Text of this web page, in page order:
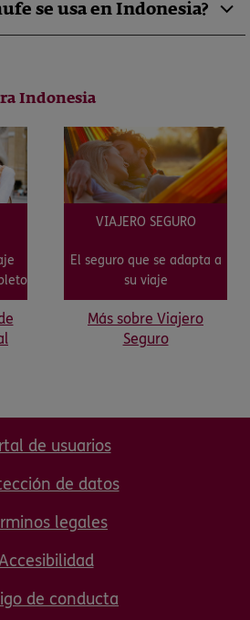
se usa en Indonesia?
Indonesia
VIAJERO SEGURO
El seguro que se adapta a
su viaje
Más sobre Viajero
Seguro
de usuarios
de datos
legales
de conducta